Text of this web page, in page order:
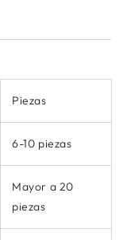
Piezas
6-10 piezas
Mayor a 20
piezas